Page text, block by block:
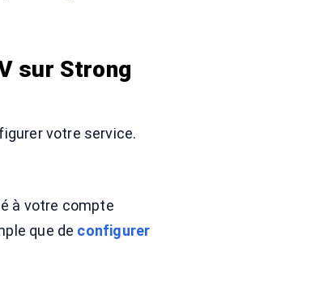
sur Strong
votre service.
à votre compte
que de configurer